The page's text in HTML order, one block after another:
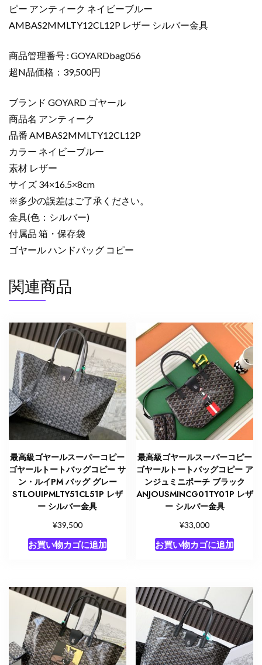
ド
バ
グ
コ
ー
ア
ン
テ
ィ
ー
ク
ネ
イ
ビ
ー
ブ
ー
AMBAS2MMLTY12CL12P
ザ
ー
シ
ル
バ
ー
金
個
ピー アンティーク ネイビーブルー
AMBAS2MMLTY12CL12P レザー シルバー金具
商品管理番号 : GOYARDbag056
超N品価格：39,500円
ブランド GOYARD ゴヤール
商品名 アンティーク
品番 AMBAS2MMLTY12CL12P
カラー ネイビーブルー
素材 レザー
サイズ 34×16.5×8cm
※多少の誤差はご了承ください。
金具(色：シルバー)
付属品 箱・保存袋
ゴヤール ハンドバッグ コピー
関連商品
最高級ゴヤールスーパーコピー
ゴヤールトートバッグコピー サ
ン・ルイPM バッグ グレー
STLOUIPMLTY51CL51P レザ
ー シルバー金具
¥39,500
お買い物カゴに追加
最高級ゴヤールスーパーコピー
ゴヤールトートバッグコピー ア
ンジュミニポーチ ブラック
ANJOUSMINCG01TY01P レザ
ー シルバー金具
¥33,000
お買い物カゴに追加